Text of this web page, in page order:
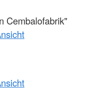
Cembalofabrik"